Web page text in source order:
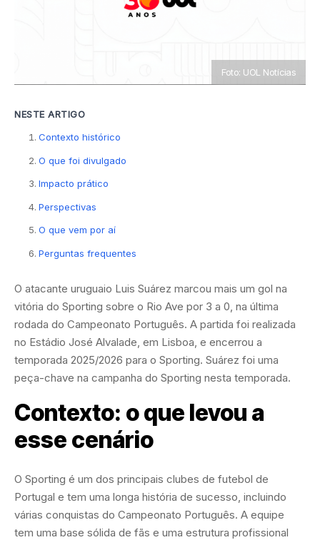
Foto: UOL Notícias
NESTE ARTIGO
Contexto histórico
O que foi divulgado
Impacto prático
Perspectivas
O que vem por aí
Perguntas frequentes
O atacante uruguaio Luis Suárez marcou mais um gol na
vitória do Sporting sobre o Rio Ave por 3 a 0, na última
rodada do Campeonato Português. A partida foi realizada
no Estádio José Alvalade, em Lisboa, e encerrou a
temporada 2025/2026 para o Sporting. Suárez foi uma
peça-chave na campanha do Sporting nesta temporada.
Contexto: o que levou a
esse cenário
O Sporting é um dos principais clubes de futebol de
Portugal e tem uma longa história de sucesso, incluindo
várias conquistas do Campeonato Português. A equipe
tem uma base sólida de fãs e uma estrutura profissional